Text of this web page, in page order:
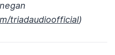
triadaudioofficial)